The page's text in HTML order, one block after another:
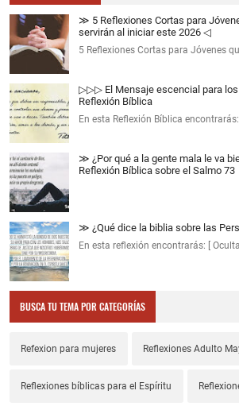
≫ 5 Reflexiones Cortas para
servirán al iniciar este 2026 ◁
5 Reflexiones Cortas para Jóvenes
▷▷▷ El Mensaje escencial para los
Reflexión Bíblica
En esta Reflexión Bíblica
≫ ¿Por qué a la gente mala le va
Reflexión Bíblica sobre el Salmo 73
≫ ¿Qué dice la biblia sobre las
En esta reflexión encontrarás: [
BUSCA TU TEMA POR CATEGORÍAS
Refexion para mujeres Reflexiones Adulto
Reflexiones bíblicas para el Espíritu